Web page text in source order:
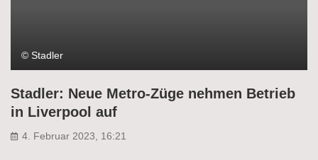
© Stadler
Stadler: Neue Metro-Züge nehmen Betrieb
in Liverpool auf
4. Februar 2023, 16:21